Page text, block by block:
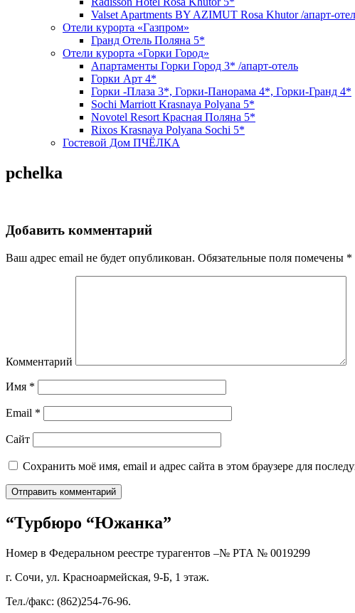
Valset Apartments BY AZIMUT Rosa Khutor /апарт-
Отели курорта «Газпром»
Гранд Отель Поляна 5*
Отели курорта «Горки Город»
Апартаменты Горки Город 3* /апарт-отель
Горки Арт 4*
Горки -Плаза 3*, Горки-Панорама 4*, Горки-Гранд 4*
Sochi Marriott Krasnaya Polyana 5*
Novotel Resort Красная Поляна 5*
Rixos Krasnaya Polyana Sochi 5*
Гостевой Дом ПЧЁЛКА
pchelka
Добавить комментарий
Ваш адрес email не будет опубликован. Обязательные поля помечены *
Комментарий
Имя *
Email *
Сайт
Сохранить моё имя, email и адрес сайта в этом браузере для
“Турбюро “Южанка”
Номер в Федеральном реестре турагентов –№ РТА № 0019299
г. Сочи, ул. Красноармейская, 9-Б, 1 этаж.
Тел./факс: (862)254-76-96.